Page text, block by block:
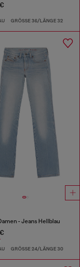
GRÖSSE 36/LÄNGE 32
- Jeans Hellblau
GRÖSSE 24/LÄNGE 30